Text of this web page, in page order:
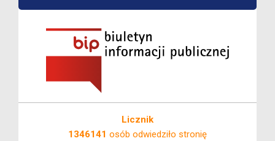
Licznik
1346141 osób odwiedziło stronię